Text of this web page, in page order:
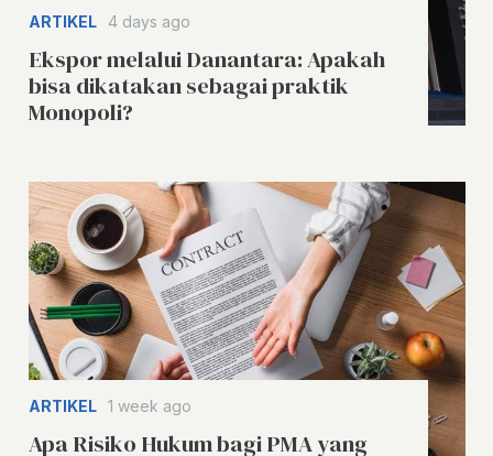
ARTIKEL 4 days ago
Ekspor melalui Danantara: Apakah
bisa dikatakan sebagai praktik
Monopoli?
ARTIKEL 1 week ago
Apa Risiko Hukum bagi PMA yang